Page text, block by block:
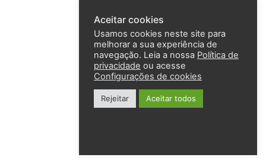
Aceitar cookies
Usamos cookies neste site para
melhorar a sua experiência de
navegação. Leia a nossa Política de
privacidade ou acesse
Configurações de cookies
Rejeitar Aceitar todos